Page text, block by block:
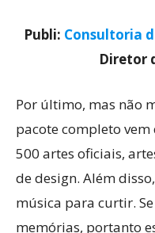
Publi: Consultoria
Diretor
Por último, mas não
pacote completo
500 artes oficiais,
de design. Além
música para curtir.
memórias, portanto